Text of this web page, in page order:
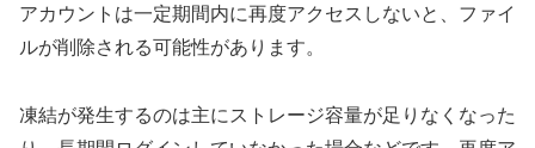
アカウントは一定期間内に再度アクセスしないと、ファイ
ルが削除される可能性があります。
凍結が発生するのは主にストレージ容量が足りなくなった